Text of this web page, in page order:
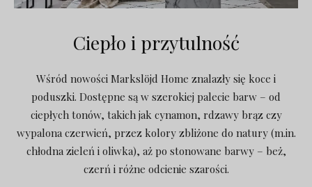
Ciepło i przytulność
Wśród nowości Markslöjd Home znalazły się koce i
poduszki. Dostępne są w szerokiej palecie barw – od
ciepłych tonów, takich jak cynamon, rdzawy brąz czy
wypalona czerwień, przez kolory zbliżone do natury (m.in.
chłodna zieleń i oliwka), aż po stonowane barwy – beż,
czerń i różne odcienie szarości.